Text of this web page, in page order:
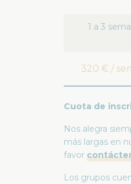
1 a 3
320 € /
Cuota de
Nos alegra
más largas en
favor
Los grupos